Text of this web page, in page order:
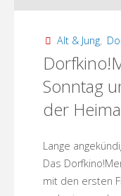
Alt & Jung,
Sonntag
der
Lange
Das
mit den ersten